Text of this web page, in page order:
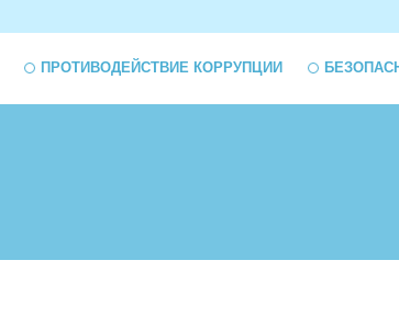
ПРОТИВОДЕЙСТВИЕ КОРРУПЦИИ